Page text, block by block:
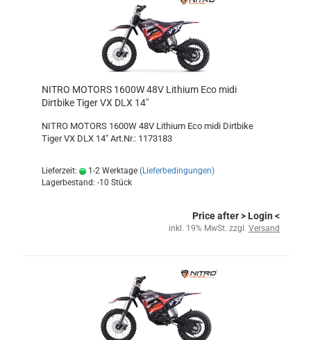
NITRO MOTORS 1600W 48V Lithium Eco midi
Dirtbike Tiger VX DLX 14"
NITRO MOTORS 1600W 48V Lithium Eco midi Dirtbike
Tiger VX DLX 14" Art.Nr.: 1173183
Lieferzeit: 1-2 Werktage (Lieferbedingungen)
Lagerbestand: -10 Stück
Price after> Login <
inkl. 19% MwSt. zzgl. Versand